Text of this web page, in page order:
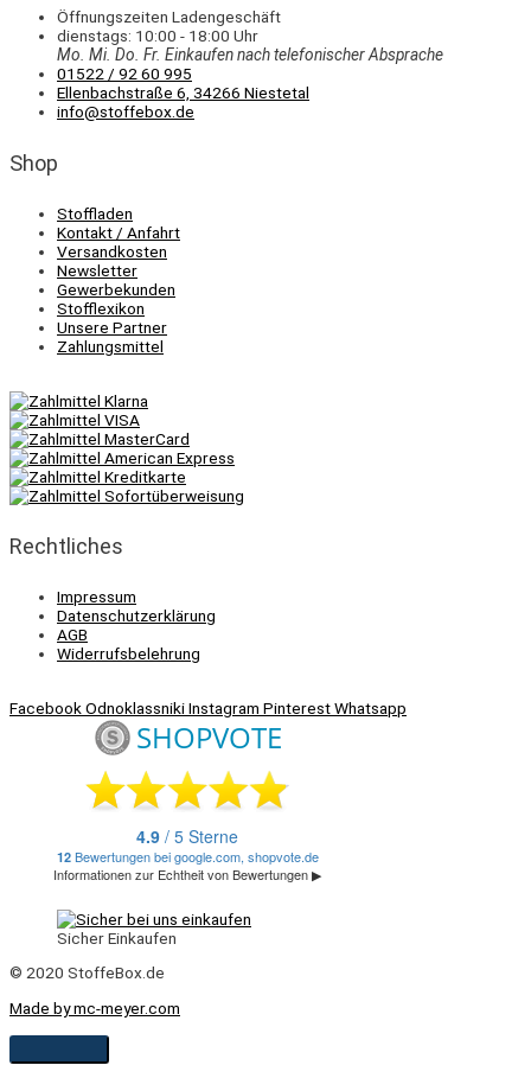
Öffnungszeiten Ladengeschäft
dienstags: 10:00 - 18:00 Uhr
Mo. Mi. Do. Fr. Einkaufennach telefonischer Absprache
01522 / 92 60 995
Ellenbachstraße 6, 34266 Niestetal
info@stoffebox.de
Shop
Stoffladen
Kontakt / Anfahrt
Versandkosten
Newsletter
Gewerbekunden
Stofflexikon
Unsere Partner
Zahlungsmittel
Rechtliches
Impressum
Datenschutzerklärung
AGB
Widerrufsbelehrung
FacebookOdnoklassnikiInstagram PinterestWhatsapp
Sicher Einkaufen
© 2020 StoffeBox.de
Made by mc-meyer.com